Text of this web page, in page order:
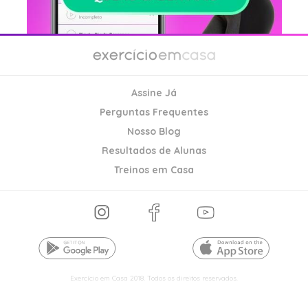
Assine Já
Perguntas Frequentes
Nosso Blog
Resultados de Alunas
Treinos em Casa
Exercício em Casa 2018. Todos os direitos reservados.